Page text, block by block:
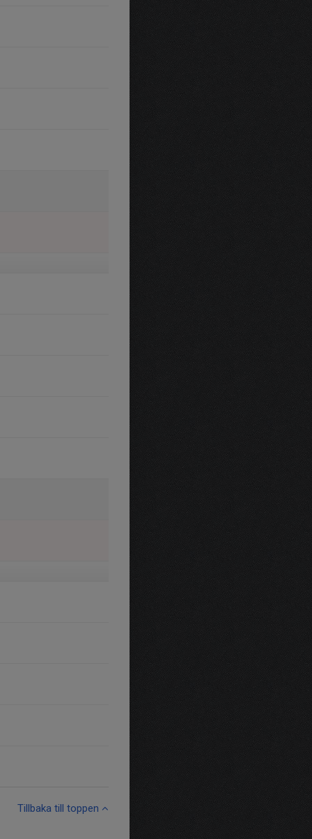
Tillbaka till toppen